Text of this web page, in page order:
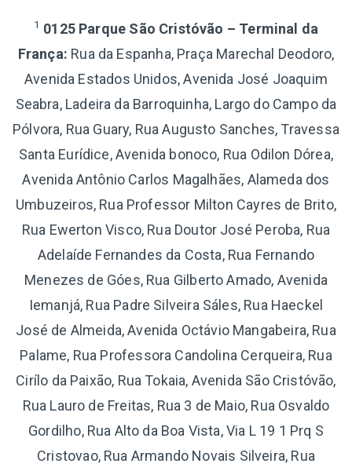
1 0125 Parque São Cristóvão – Terminal da
França: Rua da Espanha, Praça Marechal Deodoro,
Avenida Estados Unidos, Avenida José Joaquim
Seabra, Ladeira da Barroquinha, Largo do Campo da
Pólvora, Rua Guary, Rua Augusto Sanches, Travessa
Santa Eurídice, Avenida bonoco, Rua Odilon Dórea,
Avenida Antônio Carlos Magalhães, Alameda dos
Umbuzeiros, Rua Professor Milton Cayres de Brito,
Rua Ewerton Visco, Rua Doutor José Peroba, Rua
Adelaíde Fernandes da Costa, Rua Fernando
Menezes de Góes, Rua Gilberto Amado, Avenida
Iemanjá, Rua Padre Silveira Sáles, Rua Haeckel
José de Almeida, Avenida Octávio Mangabeira, Rua
Palame, Rua Professora Candolina Cerqueira, Rua
Cirílo da Paixão, Rua Tokaia, Avenida São Cristóvão,
Rua Lauro de Freitas, Rua 3 de Maio, Rua Osvaldo
Gordilho, Rua Alto da Boa Vista, Via L 19 1 Prq S
Cristovao, Rua Armando Novais Silveira, Rua